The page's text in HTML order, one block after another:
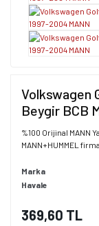
Volkswagen
Beygir BCB
%100 Orijinal MANN
MANN+HUMMEL
Marka
Havale
369,60 TL